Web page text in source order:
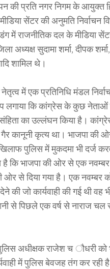
की प्रति नगर निगम के आयुक्त
सेंटर की अनुमति निर्वाचन
में राजनीतिक दल के मीडिया
अध्यक्ष सुदामा शर्मा, दीपक
शामिल थे।
में एक प्रतिनिधि मंडल
लगाया कि कांग्रेस के कुछ
का उल्लंघन किया है।
कानूनी कृत्य था। भाजपा की
पुलिस में मुकदमा भी दर्ज
कि भाजपा की ओर से एक नवम्बर
ओर से दिया गया है। एक नवम्बर
जो कार्यवाही की गई थी वह
से पिछले एक वर्ष से नाराज चल
अधीक्षक राजेश च ौधरी को
में पुलिस बेवजह तंग कर रही